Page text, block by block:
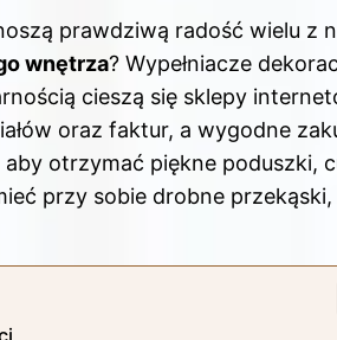
prawdziwą radość wielu z
wnętrza? Wypełniacze
cieszą się sklepy
oraz faktur, a wygodne
otrzymać piękne poduszki,
przy sobie drobne